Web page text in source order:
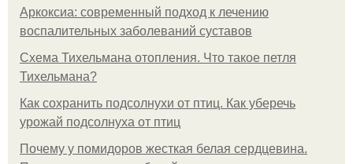
Аркоксиа: современный подход к лечению
воспалительных заболеваний суставов
Схема Тихельмана отопления. Что такое петля
Тихельмана?
Как сохранить подсолнухи от птиц. Как уберечь
урожай подсолнуха от птиц
Почему у помидоров жесткая белая сердцевина.